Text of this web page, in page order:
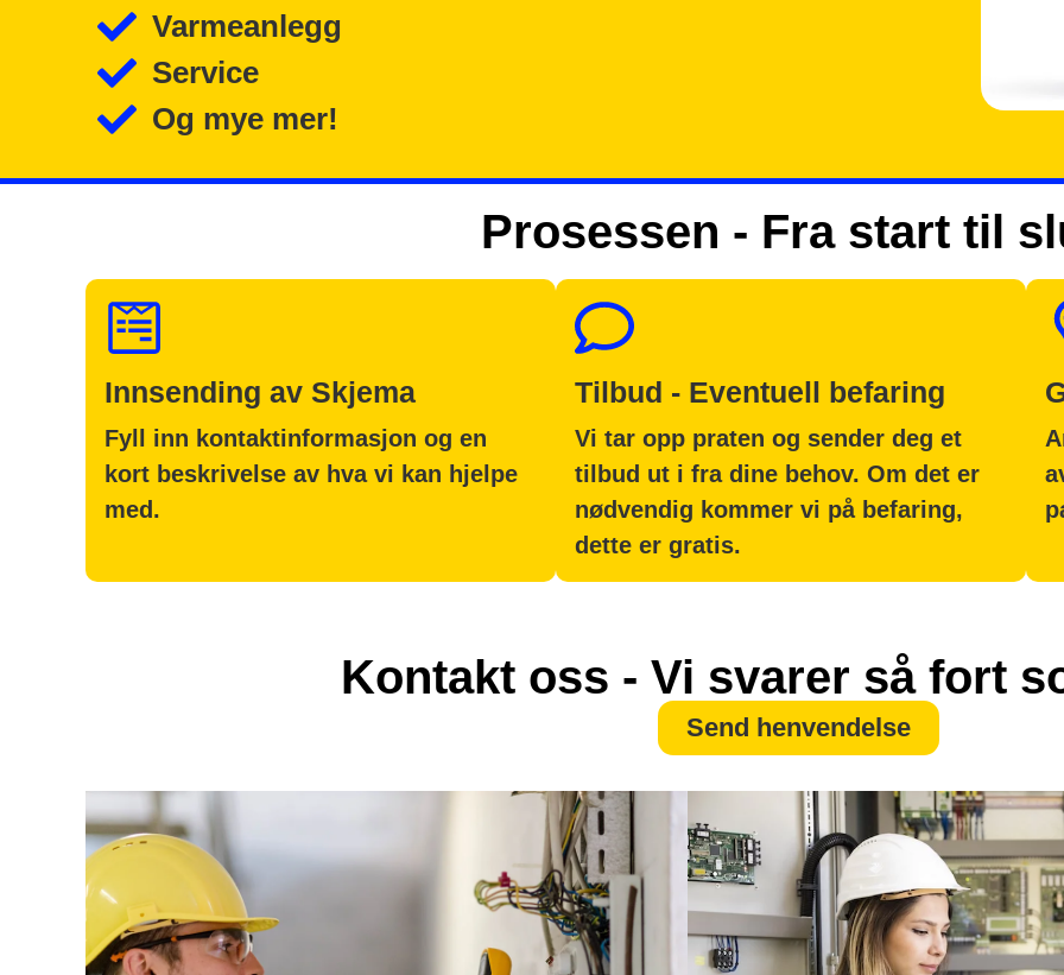
Varmeanlegg
Service
Og mye mer!
Prosessen - Fra start til
Innsending av Skjema
Fyll inn kontaktinformasjon og en
kort beskrivelse av hva vi kan hjelpe
med.
Tilbud - Eventuell befaring
Vi tar opp praten og sender deg et
tilbud ut i fra dine behov. Om det er
nødvendig kommer vi på befaring,
dette er gratis.
Kontakt oss - Vi svarer så fort
Send henvendelse